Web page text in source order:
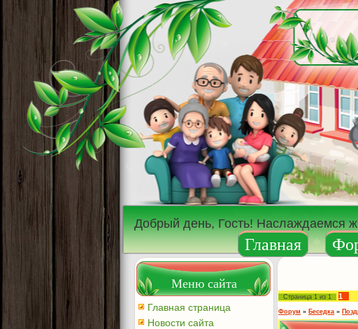
Добрый день, Гость! Наслаждаемся
Главная *
Меню сайта
Главная страница
Новости сайта
Страница1из1 1
Форум » Беседка »